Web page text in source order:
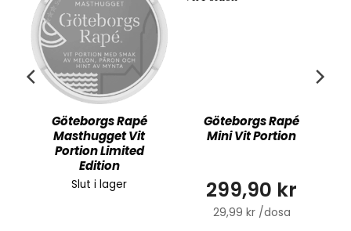
Göteborgs Rapé
Masthugget Vit
Portion Limited
Edition
Slut i lager
Göteborgs Rapé
Mini Vit Portion
299,90 kr
29,99 kr /dosa